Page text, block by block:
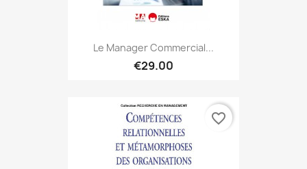
Le Manager Commercial...
€29.00
favorite_border